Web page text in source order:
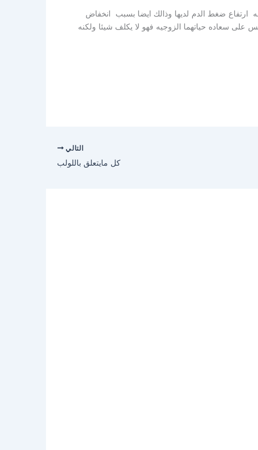
ارتفاع ضغط الدم لديها وذالك ايضا بسبب انخفاض
سعاده حياتهما الزوجيه فهو لا يكلف شيئا ولكنه
التالي
كل مايتعلق باللولب